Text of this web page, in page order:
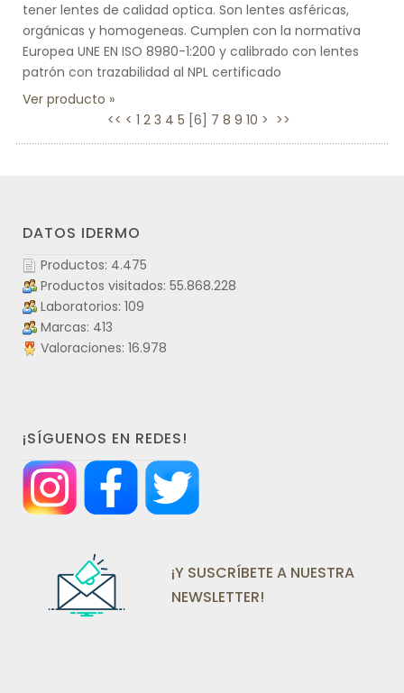
tener lentes de calidad optica. Son lentes asféricas,
orgánicas y homogeneas. Cumplen con la normativa
Europea UNE EN ISO 8980-1:200 y calibrado con lentes
patrón con trazabilidad al NPL certificado
Ver producto
<< < 1 2 3 4 5 6 7 8 9 10 > >>
DATOS IDERMO
Productos: 4.475
Productos visitados: 55.868.228
Laboratorios: 109
Marcas: 413
Valoraciones: 16.978
¡SÍGUENOS EN REDES!
¡Y SUSCRÍBETE A NUESTRA
NEWSLETTER!